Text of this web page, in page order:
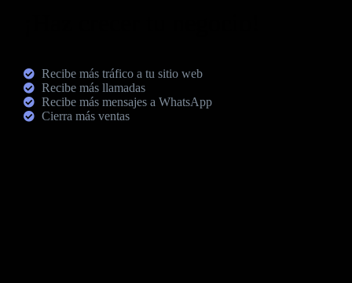
Recibe más tráfico a tu sitio web
Recibe más llamadas
Recibe más mensajes a WhatsApp
Cierra más ventas